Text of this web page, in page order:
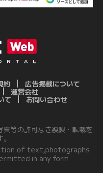
約
広告掲載について
運営会社
て
お問い合わせ
等の許可なき複製・転載を
of text,photographs
in any form.